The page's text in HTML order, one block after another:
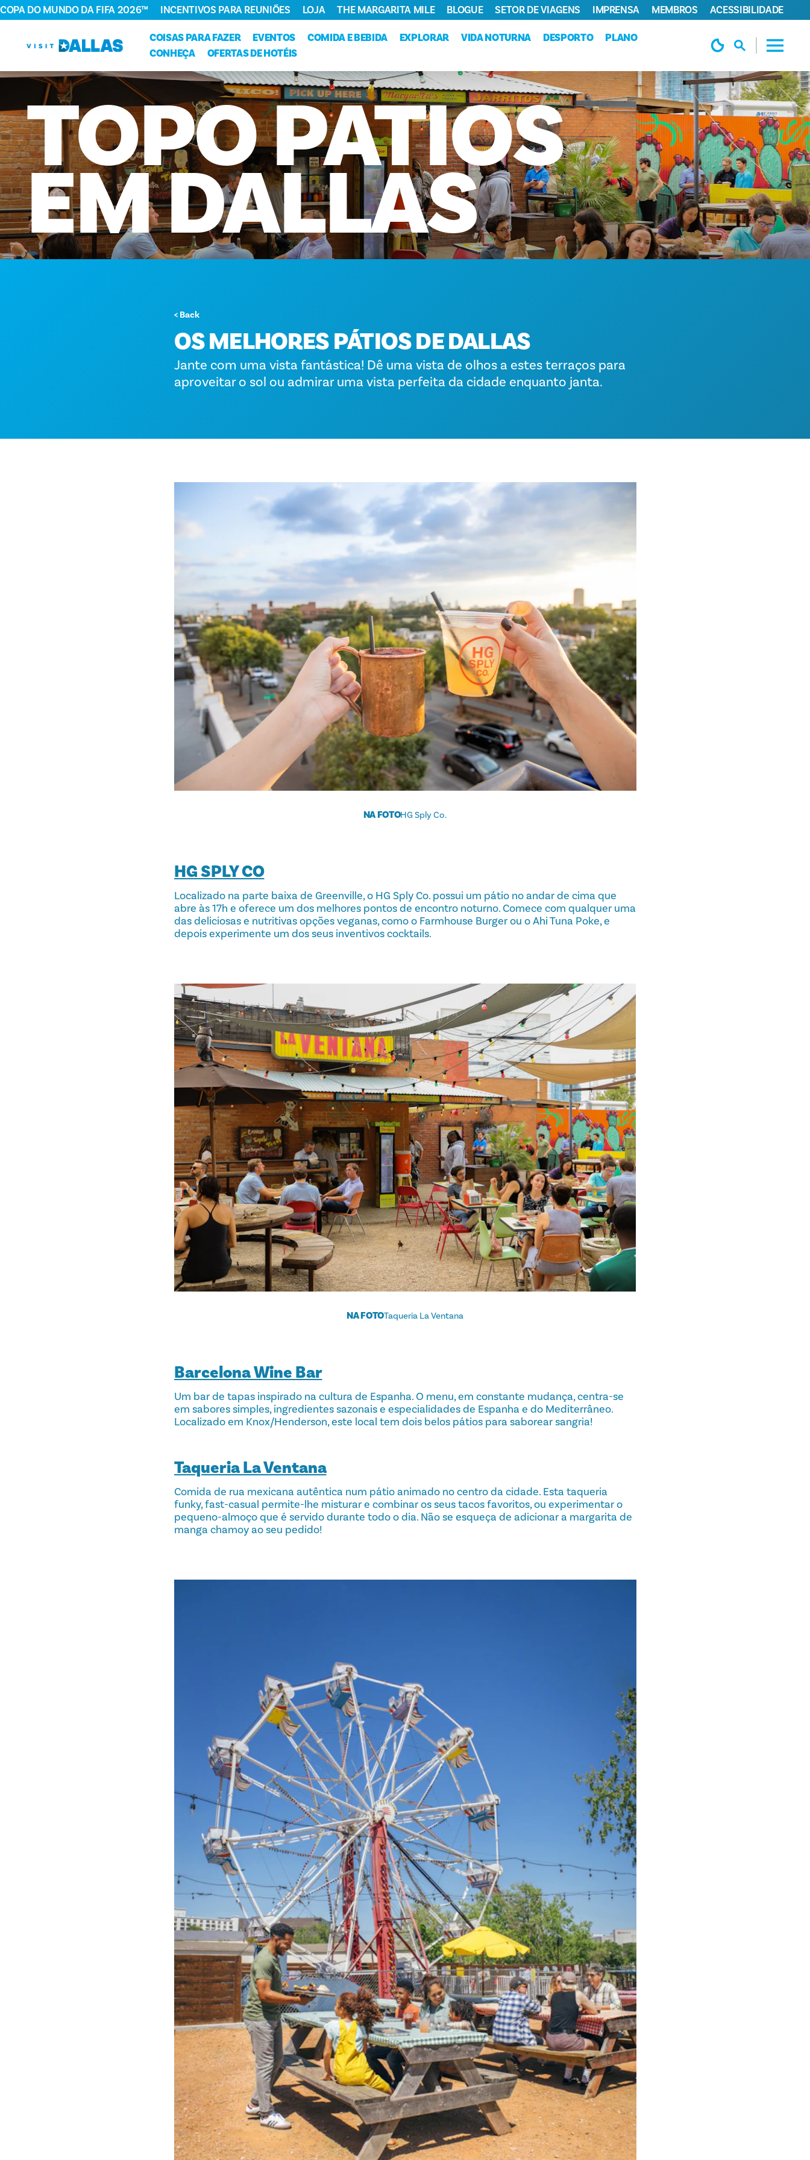
Ir diretamente para o conteúdo
COISAS PARA FAZER EVENTOS COMIDA E BEBIDA EXPLORAR VIDA NOTURNA DESPORTO
PLANO
CONHEÇA
OFERTAS DE HOTÉIS
COPA DO MUNDO DA FIFA 2026™ INCENTIVOS PARA REUNIÕES LOJA THE MARGARITA MILE BLOGUE SETOR DE VIAGENS IMPRENSA MEMBROS ACESSIBILIDADE
TOPOPÁTIOS
EMDALLAS
< Back
OS MELHORES PÁTIOS DE DALLAS
Jante com uma vista fantástica! Dê uma vista de olhos a estes terraços para
aproveitar o sol ou admirar uma vista perfeita da cidade enquanto janta.
NA FOTOHG Sply Co.
HG SPLY CO
Localizado na parte baixa de Greenville, o HG Sply Co. possui um pátio no andar de cima que
abre às 17h e oferece um dos melhores pontos de encontro noturno. Comece com qualquer uma
das deliciosas e nutritivas opções veganas, como o Farmhouse Burger ou o Ahi Tuna Poke, e
depois experimente um dos seus inventivos cocktails.
NA FOTOTaqueria La Ventana
Barcelona Wine Bar
Um bar de tapas inspirado na cultura de Espanha. O menu, em constante mudança, centra-se
em sabores simples, ingredientes sazonais e especialidades de Espanha e do Mediterrâneo.
Localizado em Knox/Henderson, este local tem dois belos pátios para saborear sangria!
Taqueria La Ventana
Comida de rua mexicana autêntica num pátio animado no centro da cidade. Esta taqueria
funky, fast-casual permite-lhe misturar e combinar os seus tacos favoritos, ou experimentar o
pequeno-almoço que é servido durante todo o dia. Não se esqueça de adicionar a margarita de
manga chamoy ao seu pedido!